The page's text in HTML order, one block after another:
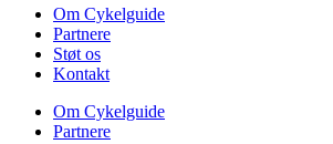
Om Cykelguide
Partnere
Støt os
Kontakt
Om Cykelguide
Partnere